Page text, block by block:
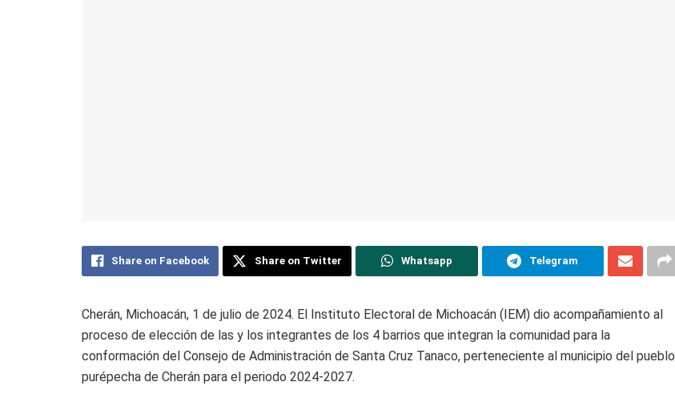
Share on Facebook Share on Twitter Whatsapp Telegram
Cherán, Michoacán, 1 de julio de 2024. El Instituto Electoral de Michoacán (IEM) dio acompañamiento al
proceso de elección de las y los integrantes de los 4 barrios que integran la comunidad para la
conformación del Consejo de Administración de Santa Cruz Tanaco, perteneciente al municipio del pueblo
purépecha de Cherán para el periodo 2024-2027.